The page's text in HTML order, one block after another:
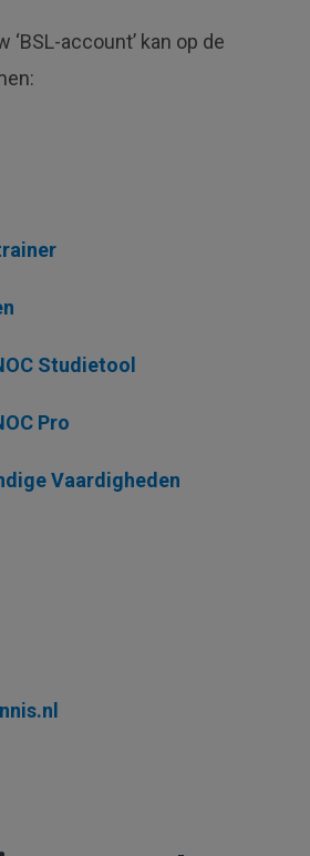
account’ kan op de
Studietool
Pro
Vaardigheden